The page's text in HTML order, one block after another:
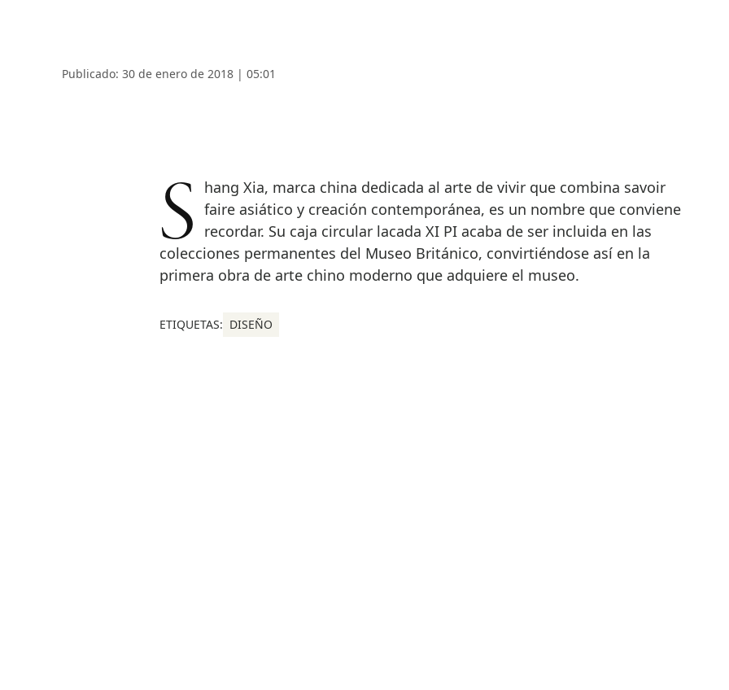
Publicado: 30 de enero de 2018 | 05:01
Shang Xia, marca china dedicada al arte de vivir que combina savoir faire asiático y creación contemporánea, es un nombre que conviene
recordar. Su caja circular lacada XI PI acaba de ser incluida en las
colecciones permanentes del Museo Británico, convirtiéndose así en la
primera obra de arte chino moderno que adquiere el museo.
ETIQUETAS: DISEÑO